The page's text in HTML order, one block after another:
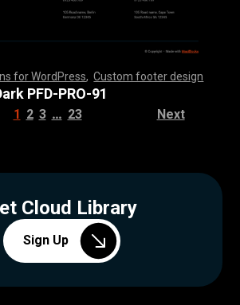
for WordPress ,Custom footer design
,,,,,,,,,,,,,,,,,,, ,,,,,,,,,,,,,,,,,,,,,,,,
,,,,,,,,,,,,,,,,,,, ,,,,,,,,,,,,,,,,,,,,,,,,
PFD-PRO-91
1 2 3 … 23 Next
Cloud Library
Sign Up